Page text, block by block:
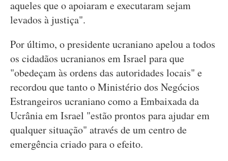
aqueles que o apoiaram e executaram sejam
levados à justiça".
Por último, o presidente ucraniano apelou a todos
os cidadãos ucranianos em Israel para que
"obedeçam às ordens das autoridades locais" e
recordou que tanto o Ministério dos Negócios
Estrangeiros ucraniano como a Embaixada da
Ucrânia em Israel "estão prontos para ajudar em
qualquer situação" através de um centro de
emergência criado para o efeito.